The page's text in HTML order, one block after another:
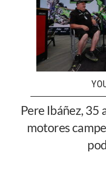
Pere Ibáñez, 35
motores